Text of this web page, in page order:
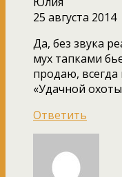
25 августа 2014
Да, без звука
мух тапками
продаю, всегда
«Удачной
Ответить